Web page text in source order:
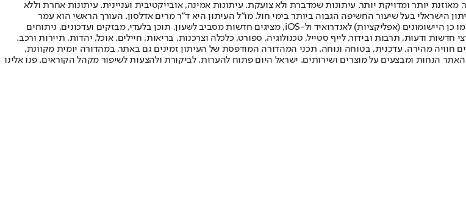
יותר ומדויקת יותר. עיתונות שמדברת ולא צועקת. עיתונות אמינה, אובייקטיבית ועניינית. עיתונות אחרת וללא
פורסמה ב-30 ביולי 2007, וב-2010 הפך "ישראל היום" לעיתון הישראלי בעל שיעור החשיפה הגבוה ביותר בימי חול. מו"ל העיתון היא ד"ר מרים אדלסון. העורך הראשי הוא עמר
לחמנוביץ, והעורך המייסד הוא עמוס רגב. אתרי האינטרנט של "ישראל היום" בעברית ובאנגלית, כמו כן היישומונים (אפליקציות) לאנדרואיד ול-iOS, מציגים חדשות מסביב לשעון, תוכן בלעדי, מבזקים ועדכונים, ניתוחים
ודעות, תרבות ובידור, לייף סטייל, טכנולוגיה, ספורט, כלכלה וצרכנות, בריאות, חיילים, אוכל, יהדות, תיירות ורכב.
חוויה מהירה, עדכנית, בטוחה ונוחה. תכני המהדורה המודפסת של העיתון זמינים גם באתר, במהדורה יומית מקוונת,
הנחות ומבצעים על מוצרים ושירותים. ישראל היום פתוח להערות, לביקורת ולהצעות לשיפור מקהל הקוראים. פנו אלינו